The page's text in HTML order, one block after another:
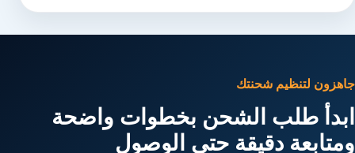
جاهزون لتنظيم شحنتك
ابدأ طلب الشحن بخطوات واضحة
ومتابعة دقيقة حتى الوصول